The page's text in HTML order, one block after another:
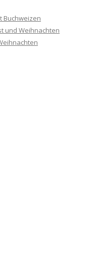
Buchweizen
und Weihnachten